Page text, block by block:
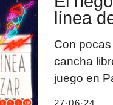
línea
Con
cancha
juego en